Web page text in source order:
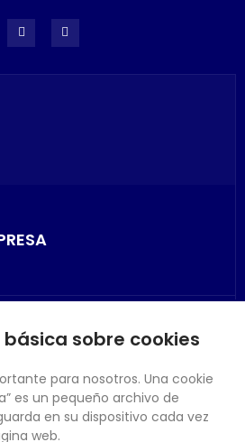
sobre cookies
para nosotros. Una cookie
es un pequeño archivo de
en su dispositivo cada vez
web.